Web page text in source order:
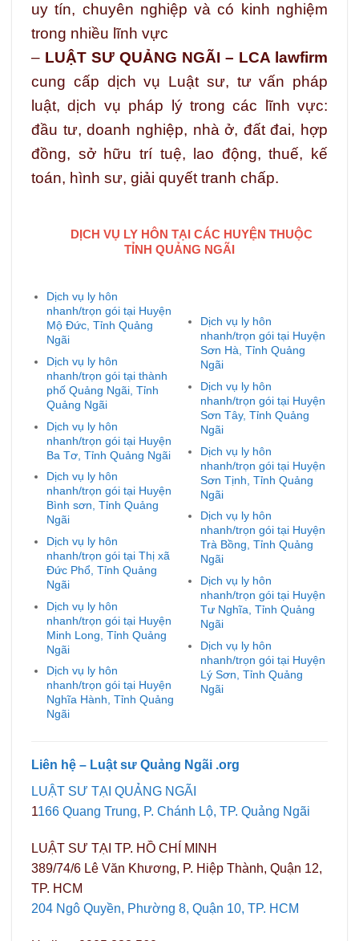
uy tín, chuyên nghiệp và có kinh nghiệm
trong nhiều lĩnh vực
– LUẬT SƯ QUẢNG NGÃI – LCA lawfirm
cung cấp dịch vụ Luật sư, tư vấn pháp
luật, dịch vụ pháp lý trong các lĩnh vực:
đầu tư, doanh nghiệp, nhà ở, đất đai, hợp
đồng, sở hữu trí tuệ, lao động, thuế, kế
toán, hình sư, giải quyết tranh chấp.
DỊCH VỤ LY HÔN TẠI CÁC HUYỆN THUỘC
TỈNH QUẢNG NGÃI
Dịch vụ ly hôn
nhanh/trọn gói tại Huyện
Mộ Đức, Tỉnh Quảng
Ngãi
Dịch vụ ly hôn
nhanh/trọn gói tại thành
phố Quảng Ngãi, Tỉnh
Quảng Ngãi
Dịch vụ ly hôn
nhanh/trọn gói tại Huyện
Ba Tơ, Tỉnh Quảng Ngãi
Dịch vụ ly hôn
nhanh/trọn gói tại Huyện
Bình sơn, Tỉnh Quảng
Ngãi
Dịch vụ ly hôn
nhanh/trọn gói tại Thị xã
Đức Phổ, Tỉnh Quảng
Ngãi
Dịch vụ ly hôn
nhanh/trọn gói tại Huyện
Minh Long, Tỉnh Quảng
Ngãi
Dịch vụ ly hôn
nhanh/trọn gói tại Huyện
Nghĩa Hành, Tỉnh Quảng
Ngãi
Dịch vụ ly hôn
nhanh/trọn gói tại Huyện
Sơn Hà, Tỉnh Quảng
Ngãi
Dịch vụ ly hôn
nhanh/trọn gói tại Huyện
Sơn Tây, Tỉnh Quảng
Ngãi
Dịch vụ ly hôn
nhanh/trọn gói tại Huyện
Sơn Tịnh, Tỉnh Quảng
Ngãi
Dịch vụ ly hôn
nhanh/trọn gói tại Huyện
Trà Bồng, Tỉnh Quảng
Ngãi
Dịch vụ ly hôn
nhanh/trọn gói tại Huyện
Tư Nghĩa, Tỉnh Quảng
Ngãi
Dịch vụ ly hôn
nhanh/trọn gói tại Huyện
Lý Sơn, Tỉnh Quảng
Ngãi
Liên hệ – Luật sư Quảng Ngãi .org
LUẬT SƯ TẠI QUẢNG NGÃI
1166 Quang Trung, P. Chánh Lộ, TP. Quảng Ngãi
LUẬT SƯ TẠI TP. HỒ CHÍ MINH
389/74/6 Lê Văn Khương, P. Hiệp Thành, Quận 12,
TP. HCM
204 Ngô Quyền, Phường 8, Quận 10, TP. HCM